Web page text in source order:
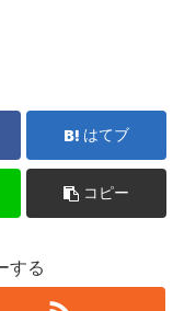
はてブ
コピー
する